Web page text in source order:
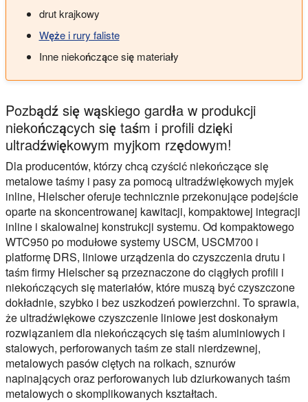
drut krajkowy
Węże i rury faliste
Inne niekończące się materiały
Pozbądź się wąskiego gardła w produkcji
niekończących się taśm i profili dzięki
ultradźwiękowym myjkom rzędowym!
Dla producentów, którzy chcą czyścić niekończące się
metalowe taśmy i pasy za pomocą ultradźwiękowych myjek
inline, Hielscher oferuje technicznie przekonujące podejście
oparte na skoncentrowanej kawitacji, kompaktowej integracji
inline i skalowalnej konstrukcji systemu. Od kompaktowego
WTC950 po modułowe systemy USCM, USCM700 i
platformę DRS, liniowe urządzenia do czyszczenia drutu i
taśm firmy Hielscher są przeznaczone do ciągłych profili i
niekończących się materiałów, które muszą być czyszczone
dokładnie, szybko i bez uszkodzeń powierzchni. To sprawia,
że ultradźwiękowe czyszczenie liniowe jest doskonałym
rozwiązaniem dla niekończących się taśm aluminiowych i
stalowych, perforowanych taśm ze stali nierdzewnej,
metalowych pasów ciętych na rolkach, sznurów
napinających oraz perforowanych lub dziurkowanych taśm
metalowych o skomplikowanych kształtach.